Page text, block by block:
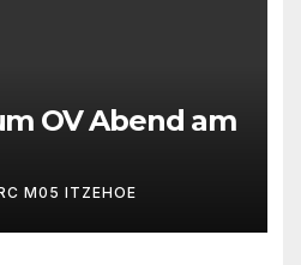
OV Abend am
M05 ITZEHOE